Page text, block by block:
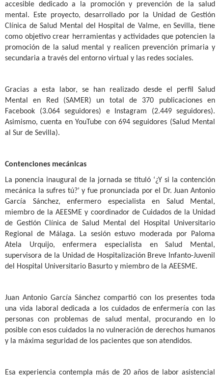
accesible dedicado a la promoción y prevención de la salud
mental. Este proyecto, desarrollado por la Unidad de Gestión
Clínica de Salud Mental del Hospital de Valme, en Sevilla, tiene
como objetivo crear herramientas y actividades que potencien la
promoción de la salud mental y realicen prevención primaria y
secundaria a través del entorno virtual y las redes sociales.
Gracias a esta labor, se han realizado desde el perfil Salud
Mental en Red (SAMER) un total de 370 publicaciones en
Facebook (3.064 seguidores) e Instagram (2.449 seguidores).
Asimismo, cuenta en YouTube con 694 seguidores (Salud Mental
al Sur de Sevilla).
Contenciones mecánicas
La ponencia inaugural de la jornada se tituló ‘¿Y si la contención
mecánica la sufres tú?’ y fue pronunciada por el Dr. Juan Antonio
García Sánchez, enfermero especialista en Salud Mental,
miembro de la AEESME y coordinador de Cuidados de la Unidad
de Gestión Clínica de Salud Mental del Hospital Universitario
Regional de Málaga. La sesión estuvo moderada por Paloma
Atela Urquijo, enfermera especialista en Salud Mental,
supervisora de la Unidad de Hospitalización Breve Infanto-Juvenil
del Hospital Universitario Basurto y miembro de la AEESME.
Juan Antonio García Sánchez compartió con los presentes toda
una vida laboral dedicada a los cuidados de enfermería con las
personas con problemas de salud mental, procurando en lo
posible con esos cuidados la no vulneración de derechos humanos
y la máxima seguridad de los pacientes que son atendidos.
Esa experiencia contempla más de 20 años de labor asistencial